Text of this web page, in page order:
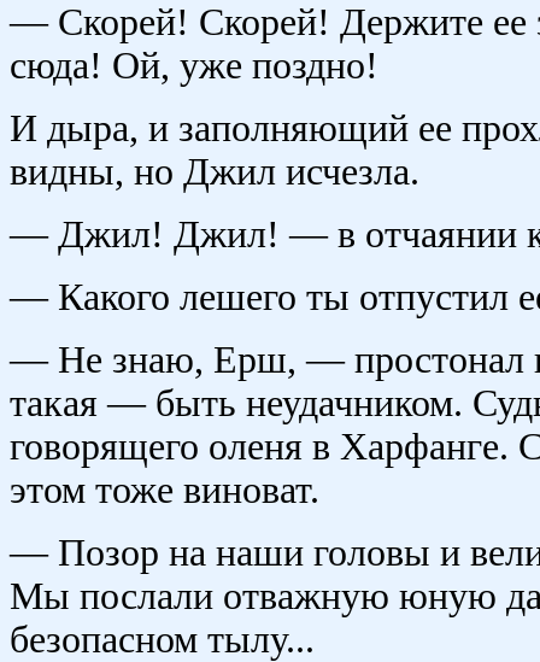
— Скорей! Скорей! Держите ее
сюда! Ой, уже поздно!
И дыра, и заполняющий ее
видны, но Джил исчезла.
— Джил! Джил! — в отчаянии
— Какого лешего ты отпустил
— Не знаю, Ерш, — простонал
такая — быть неудачником.
говорящего оленя в Харфанге.
этом тоже виноват.
— Позор на наши головы и
Мы послали отважную юную
безопасном тылу...